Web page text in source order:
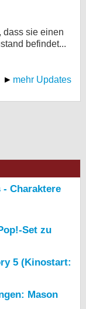
dass sie einen
befindet...
mehr Updates
Charaktere
Set zu
5 (Kinostart:
Mason